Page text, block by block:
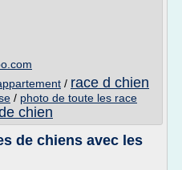
/ race d chien
/ photo de toute les race
chien
de chiens avec les